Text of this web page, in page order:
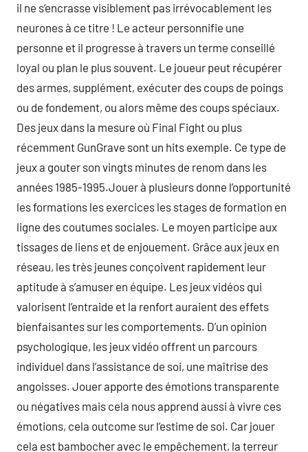
il ne s’encrasse visiblement pas irrévocablement les
neurones à ce titre ! Le acteur personnifie une
personne et il progresse à travers un terme conseillé
loyal ou plan le plus souvent. Le joueur peut récupérer
des armes, supplément, exécuter des coups de poings
ou de fondement, ou alors même des coups spéciaux.
Des jeux dans la mesure où Final Fight ou plus
récemment GunGrave sont un hits exemple. Ce type de
jeux a gouter son vingts minutes de renom dans les
années 1985-1995.Jouer à plusieurs donne l’opportunité
les formations les exercices les stages de formation en
ligne des coutumes sociales. Le moyen participe aux
tissages de liens et de enjouement. Grâce aux jeux en
réseau, les très jeunes conçoivent rapidement leur
aptitude à s’amuser en équipe. Les jeux vidéos qui
valorisent l’entraide et la renfort auraient des effets
bienfaisantes sur les comportements. D’un opinion
psychologique, les jeux vidéo offrent un parcours
individuel dans l’assistance de soi, une maîtrise des
angoisses. Jouer apporte des émotions transparente
ou négatives mais cela nous apprend aussi à vivre ces
émotions, cela outcome sur l’estime de soi. Car jouer
cela est bambocher avec le empêchement, la terreur